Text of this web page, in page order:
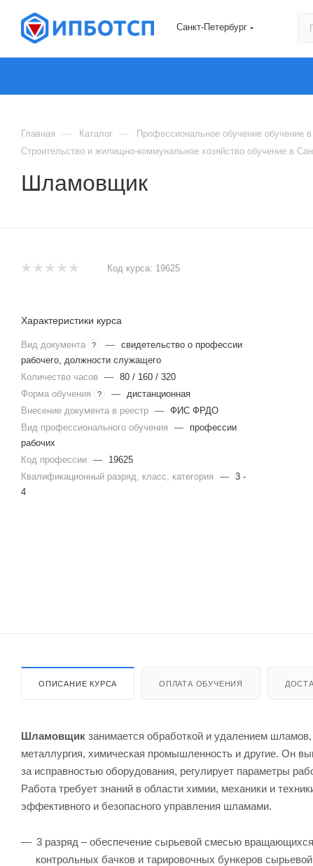
Санкт-Петербург
Главная — Каталог — Профессиональное обучение обучение
Строительство и жилищно-коммунальное хозяйство обучение в
Шламовщик
Код курса: 19625
Характеристики курса
Вид документа ? — свидетельство о профессии
рабочего, должности служащего
Количество часов
— 80 / 160 / 320
Форма обучения
? —
дистанционная
Внесение документа в реестр — ФИС ФРДО
Вид профессионального обучения
—
профессии
рабочих
Код профессии —
19625
Квалификационный разряд, класс, категория
— 3 -
4
ОПИСАНИЕ КУРСА ОПЛАТА ОБУЧЕНИЯ
Шламовщик занимается обработкой и удалением
металлургия, химическая промышленность и другие. Он
за исправностью оборудования, регулирует параметры
Работа требует знаний в области химии, механики и
эффективного и безопасного управления шламами.
3 разряд – обеспечение сырьевой смесью
контрольных бачков и тарировочных бункеров